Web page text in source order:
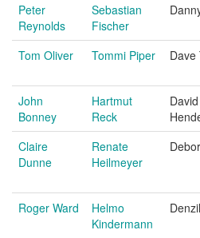
Peter
Reynolds
Sebastian
Fischer
Tom Oliver
Tommi Piper Dave
John
Bonney
Hartmut
Reck
David
Claire
Dunne
Renate
Heilmeyer
Roger Ward
Helmo
Kindermann